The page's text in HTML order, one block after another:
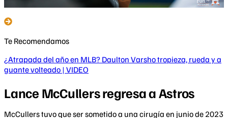
Te Recomendamos
¿Atrapada del año en MLB? Daulton Varsho tropieza, rueda y a
guante volteado | VIDEO
Lance McCullers regresa a Astros
McCullers tuvo que ser sometido a una cirugía en junio de 2023